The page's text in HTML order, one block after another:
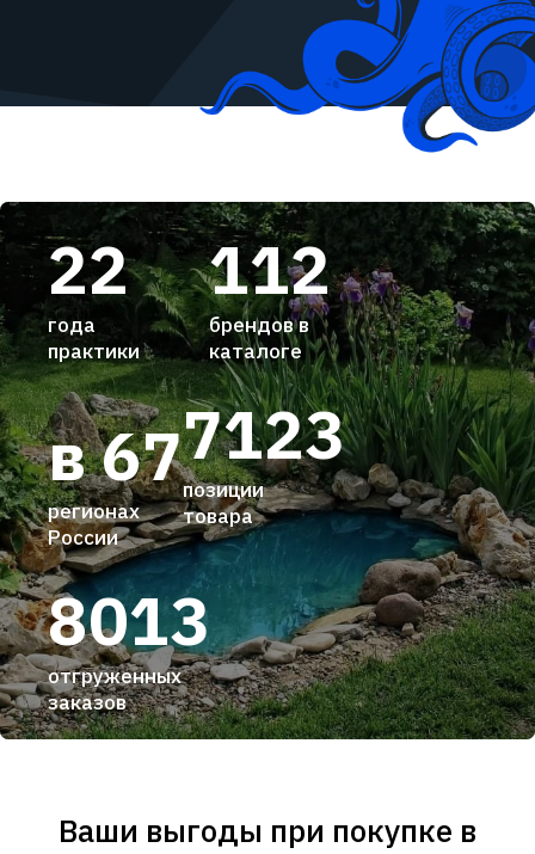
22
года
практики
112
брендов в
каталоге
7123
позиции
товара
8013
отгруженных
заказов
в 67
регионах
России
Ваши выгоды при покупке в